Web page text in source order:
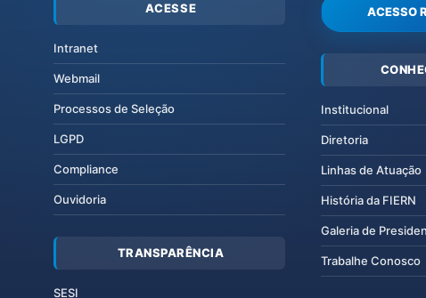
ACESSE
Intranet
Webmail
Processos de Seleção
LGPD
Compliance
Ouvidoria
TRANSPARÊNCIA
SESI
ACESSO
Institucional
Diretoria
Linhas de Atuação
História da FIERN
Galeria de
Trabalhe Conosco